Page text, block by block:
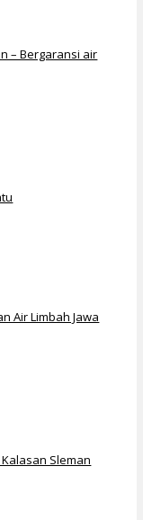
– Bergaransi air
Air Limbah Jawa
Sleman